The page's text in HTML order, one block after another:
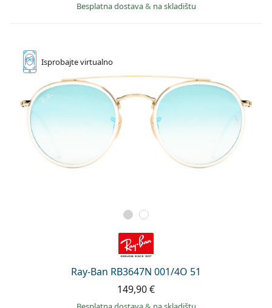
Besplatna dostava& na skladištu
Isprobajtevirtualno
Ray-Ban RB3647N 001/4O 51
149,90 €